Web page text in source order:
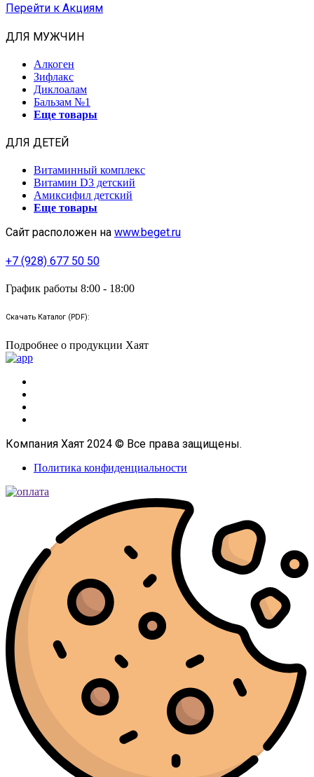
Перейти к Акциям
ДЛЯ МУЖЧИН
Алкоген
Зифлакс
Диклоалам
Бальзам №1
Еще товары
ДЛЯ ДЕТЕЙ
Витаминный комплекс
Витамин D3 детский
Амиксифил детский
Еще товары
Сайт расположен на www.beget.ru
+7 (928) 677 50 50
График работы 8:00 - 18:00
Скачать Каталог (PDF):
Подробнее о продукции Хаят
Компания Хаят 2024 © Все права защищены.
Политика конфиденциальности